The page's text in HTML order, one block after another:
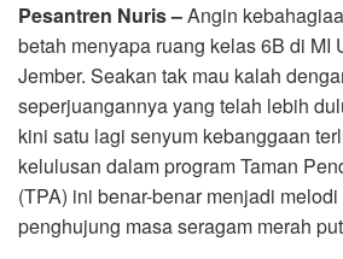
Pesantren Nuris –Angin
betah menyapa ruang kelas 6B di MI
Jember. Seakan tak mau kalah
seperjuangannya yang telah lebih
kini satu lagi senyum kebanggaan
kelulusan dalam program Taman
(TPA) ini benar-benar menjadi
penghujung masa seragam merah